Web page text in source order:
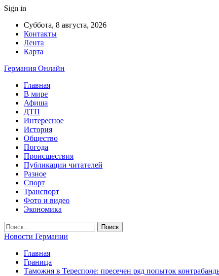
Sign in
Суббота, 8 августа, 2026
Контакты
Лента
Карта
Германия Онлайн
Главная
В мире
Афиша
ДТП
Интересное
История
Общество
Погода
Происшествия
Публикации читателей
Разное
Спорт
Транспорт
Фото и видео
Экономика
Новости Германии
Главная
Граница
Таможня в Тересполе: пресечен ряд попыток